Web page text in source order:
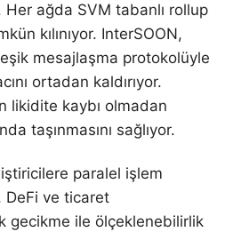
ağda SVM tabanlı rollup
kılınıyor. InterSOON,
mesajlaşma protokolüyle
ortadan kaldırıyor.
likidite kaybı olmadan
taşınmasını sağlıyor.
paralel işlem
DeFi ve ticaret
gecikme ile ölçeklenebilirlik